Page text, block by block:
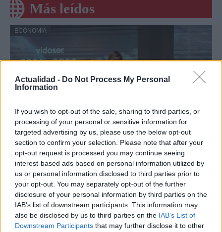
Actualidad - Do Not Process My Personal
Information
If you wish to opt-out of the sale, sharing to third parties, or
processing of your personal or sensitive information for
targeted advertising by us, please use the below opt-out
section to confirm your selection. Please note that after your
opt-out request is processed you may continue seeing
interest-based ads based on personal information utilized by
us or personal information disclosed to third parties prior to
your opt-out. You may separately opt-out of the further
disclosure of your personal information by third parties on the
IAB’s list of downstream participants. This information may
also be disclosed by us to third parties on the IAB’s List of
Downstream Participants that may further disclose it to other
Más leídos
ECONOMÍA
Vidoser cierra una ronda puente de 1
millón de euros, supera los 5 millones de
euros de ARR en el primer semestre de
2026 y lanza su plataforma de Creator
Marketing en España
Vidoser, la marca internacional de go-to-market de